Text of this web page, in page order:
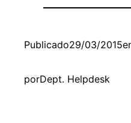
Publicado29/03/2015
porDept. Helpdesk